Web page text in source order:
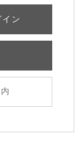
ン